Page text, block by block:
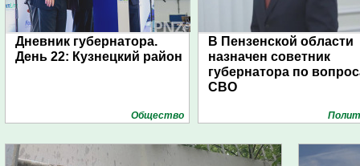
Дневник губернатора.
День 22: Кузнецкий район
Общество
В Пензенской области
назначен советник
губернатора по
СВО